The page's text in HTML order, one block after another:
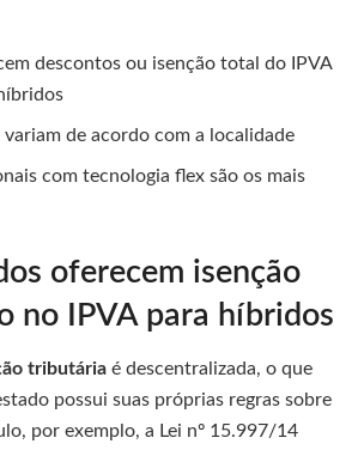
descontos ou isenção total do IPVA
variam de acordo com a localidade
com tecnologia flex são os mais
oferecem isenção
no IPVA para híbridos
tributária é descentralizada, o que
possui suas próprias regras sobre
por exemplo, a Lei nº 15.997/14